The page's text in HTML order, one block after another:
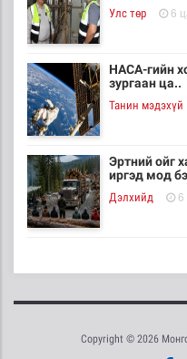
Улс төр 6
НАСА-гийн
зургаан ца..
Танин мэдэхүй
Эртний ойг
иргэд мод
Дэлхийд
Кибер
Copyright © 2026